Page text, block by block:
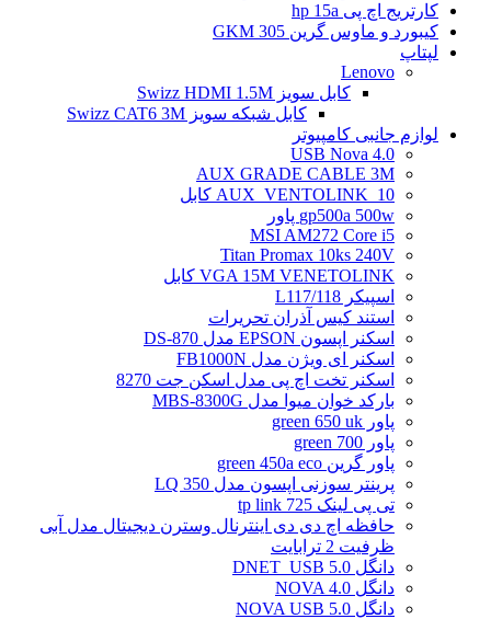
کارتریج اچ پی hp 15a
کیبورد و ماوس گرین GKM 305
لپتاپ
Lenovo
کابل سویز Swizz HDMI 1.5M
کابل شبکه سویز Swizz CAT6 3M
لوازم جانبی کامپیوتر
4.0 USB Nova
AUX GRADE CABLE 3M
AUX_VENTOLINK_10 کابل
gp500a 500w پاور
MSI AM272 Core i5
Titan Promax 10ks 240V
VGA 15M VENETOLINK کابل
اسپیکر L117/118
استند کیس آذران تحریرات
اسکنر اپسون EPSON مدل DS-870
اسکنر ای ویژن مدل FB1000N
اسکنر تخت اچ پی مدل اسکن جت 8270
بارکد خوان میوا مدل MBS-8300G
پاور green 650 uk
پاور green 700
پاور گرین green 450a eco
پرینتر سوزنی اپسون مدل LQ 350
تی پی لینک tp link 725
حافظه اچ دی دی اینترنال وسترن دیجیتال مدل آبی
ظرفیت 2 ترابایت
دانگل DNET_USB 5.0
دانگل NOVA 4.0
دانگل NOVA USB 5.0